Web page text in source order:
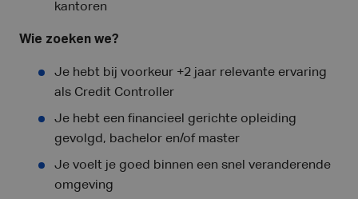
kantoren
Wie zoeken we?
Je hebt bij voorkeur +2 jaar relevante ervaring
als Credit Controller
Je hebt een financieel gerichte opleiding
gevolgd, bachelor en/of master
Je voelt je goed binnen een snel veranderende
omgeving